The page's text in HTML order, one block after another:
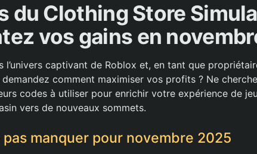
du Clothing Store
vos gains en
l’univers captivant de Roblox et, en tant que
comment maximiser vos profits ? Ne
codes à utiliser pour enrichir votre expérience de
vers de nouveaux sommets.
pas manquer pour novembre 2025